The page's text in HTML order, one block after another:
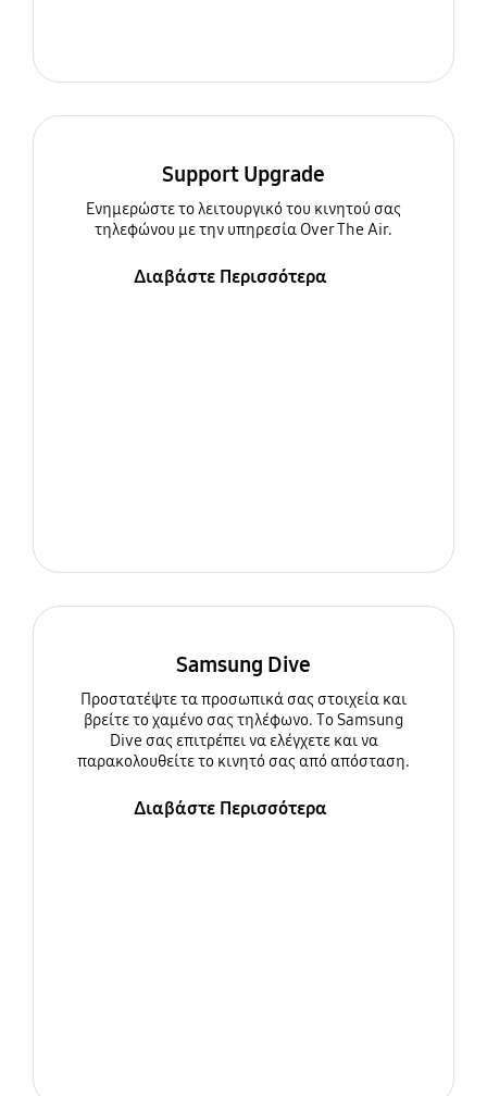
Support Upgrade
Ενημερώστε τo λειτουργικό του κινητού σας
τηλεφώνου με την υπηρεσία Over The Air.
Διαβάστε Περισσότερα
Samsung Dive
Προστατέψτε τα προσωπικά σας στοιχεία και
βρείτε το χαμένο σας τηλέφωνο. Το Samsung
Dive σας επιτρέπει να ελέγχετε και να
παρακολουθείτε το κινητό σας από απόσταση.
Διαβάστε Περισσότερα